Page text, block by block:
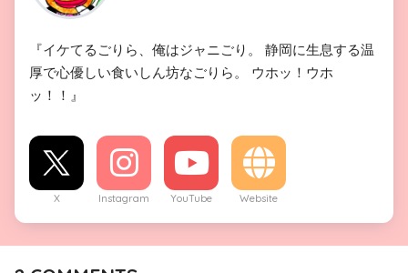
『イケてるごりら、俺はジャニごり。 静岡に生息する温
厚で心優しい食いしん坊なごりら。 ウホッ！ウホ
ッ！！』
X Instagram YouTube Website